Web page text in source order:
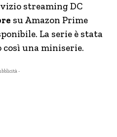
streaming DC
su Amazon Prime
La serie è stata
una miniserie.
-